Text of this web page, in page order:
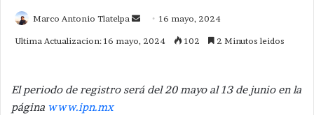
Marco Antonio Tlatelpa
Send16 mayo, 2024
Ultima Actualizacion: 16 mayo, 2024 102 2 Minutos leidos
El periodo de registro será del 20 mayo al 13 de junio en la
página www.ipn.mx